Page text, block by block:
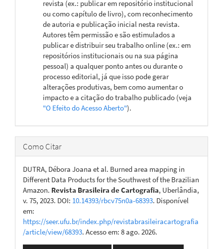
revista (ex.: publicar em repositório institucional
ou como capítulo de livro), com reconhecimento
de autoria e publicação inicial nesta revista.
Autores têm permissão e são estimulados a
publicar e distribuir seu trabalho online (ex.: em
repositórios institucionais ou na sua página
pessoal) a qualquer ponto antes ou durante o
processo editorial, já que isso pode gerar
alterações produtivas, bem como aumentar o
impacto e a citação do trabalho publicado (veja
"O Efeito do Acesso Aberto").
Como Citar
DUTRA, Débora Joana et al. Burned area mapping in
Different Data Products for the Southwest of the Brazilian
Amazon. Revista Brasileira de Cartografia, Uberlândia,
v. 75, 2023. DOI: 10.14393/rbcv75n0a-68393. Disponível
em:
https://seer.ufu.br/index.php/revistabrasileiracartografia
/article/view/68393. Acesso em: 8 ago. 2026.